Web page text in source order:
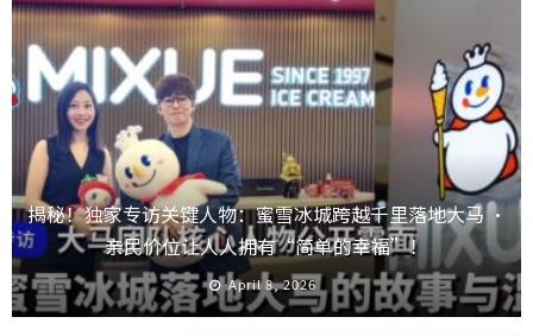
揭秘！独家专访关键人物：蜜雪冰城跨越千里落地大马 ·
亲民价位让人人拥有“简单的幸福”！
April 8, 2026